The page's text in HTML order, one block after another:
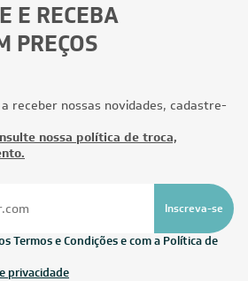
E RECEBA
PREÇOS
receber nossas novidades, cadastre-
nossa política de troca,
Inscreva-se
Termos e Condições e com a Política de
privacidade